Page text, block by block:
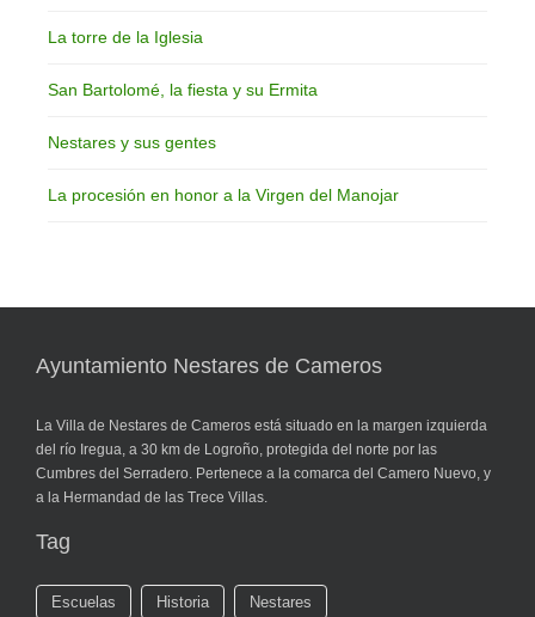
La torre de la Iglesia
San Bartolomé, la fiesta y su Ermita
Nestares y sus gentes
La procesión en honor a la Virgen del Manojar
Ayuntamiento Nestares de Cameros
La Villa de Nestares de Cameros está situado en la margen izquierda
del río Iregua, a 30 km de Logroño, protegida del norte por las
Cumbres del Serradero. Pertenece a la comarca del Camero Nuevo, y
a la Hermandad de las Trece Villas.
Tag
Escuelas Historia Nestares